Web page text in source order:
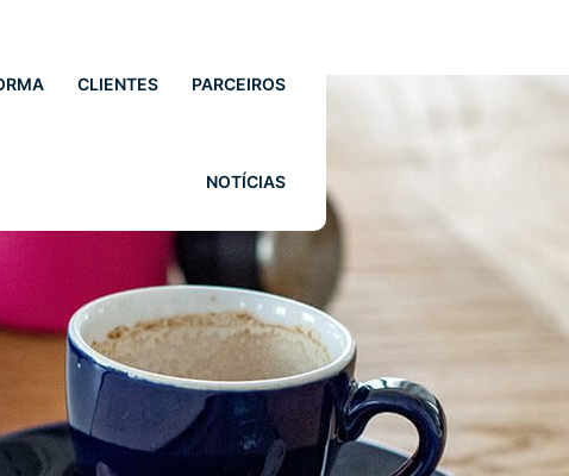
CLIENTES PARCEIROS
NOTÍCIAS